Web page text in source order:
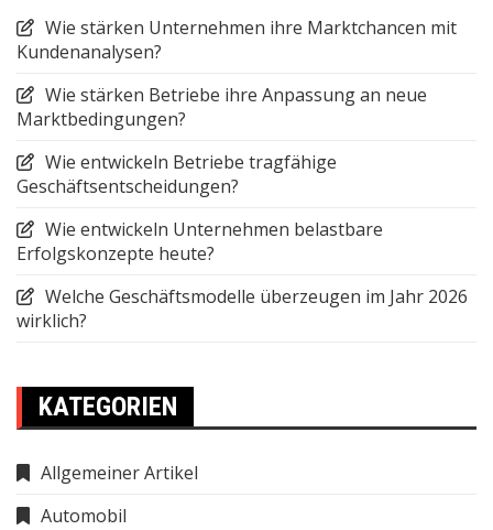
Wie stärken Unternehmen ihre Marktchancen mit
Kundenanalysen?
Wie stärken Betriebe ihre Anpassung an neue
Marktbedingungen?
Wie entwickeln Betriebe tragfähige
Geschäftsentscheidungen?
Wie entwickeln Unternehmen belastbare
Erfolgskonzepte heute?
Welche Geschäftsmodelle überzeugen im Jahr 2026
wirklich?
KATEGORIEN
Allgemeiner Artikel
Automobil